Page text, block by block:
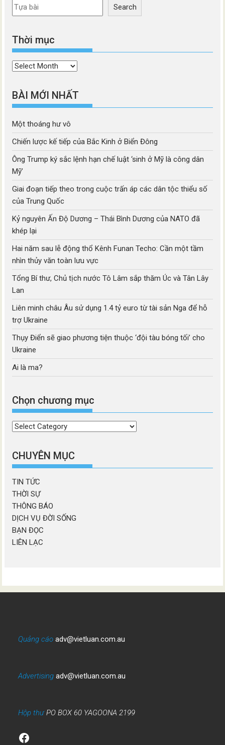
Search
Thời mục
Thời
BÀI MỚI NHẤT
Một thoáng hư vô
Chiến lược kế tiếp của Bắc Kinh ở Biển Đông
Ông Trump ký sắc lệnh hạn chế luật ‘sinh ở Mỹ là công dân
Mỹ’
Giai đoạn tiếp theo trong cuộc trấn áp các dân tộc thiểu số
của Trung Quốc
Kỷ nguyên Ấn Độ Dương – Thái Bình Dương của NATO đã
khép lại
Hai năm sau lễ động thổ Kênh Funan Techo: Cần một tầm
nhìn thủy văn toàn lưu vực
Tổng Bí thư, Chủ tịch nước Tô Lâm sắp thăm Úc và Tân Lây
Lan
Liên minh châu Âu sử dụng 1.4 tỷ euro từ tài sản Nga để hỗ
trợ Ukraine
Thụy Điển sẽ giao phương tiện thuộc ‘đội tàu bóng tối’ cho
Ukraine
Ai là ma?
Chọn chương mục
Chọn
mục
CHUYÊN MỤC
TIN TỨC
THỜI SỰ
THÔNG BÁO
DỊCH VỤ ĐỜI SỐNG
BẠN ĐỌC
LIÊN LẠC
Quảng cáo adv@vietluan.com.au
Advertising adv@vietluan.com.au
Hộp thưPO BOX 60 YAGOONA 2199
Facebook